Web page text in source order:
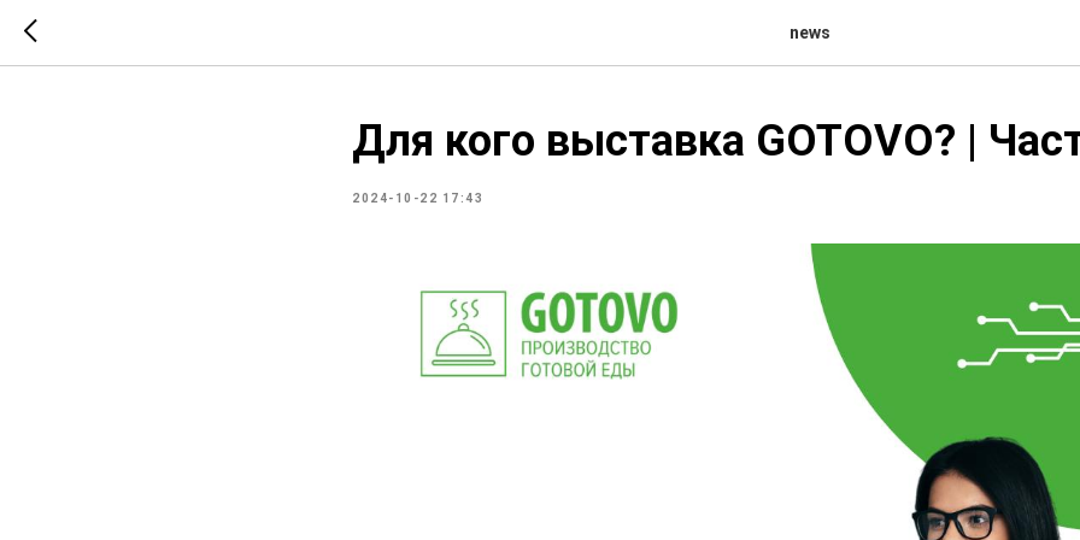
news
Для кого выставка GOTOVO? |
2024-10-22 17:43